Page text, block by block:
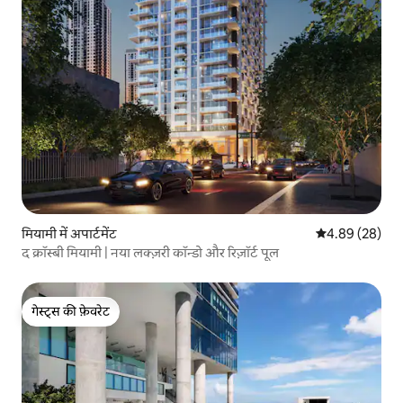
मियामी में अपार्टमेंट औसत रेटिंग 5 में
4.89 (28)
द क्रॉस्बी मियामी | नया लक्ज़री कॉन्डो और रिज़ॉर्ट पूल
गेस्ट्स की फ़ेवरेट
गेस्ट्स की फ़ेवरेट